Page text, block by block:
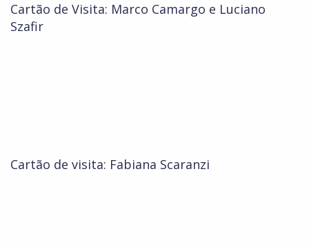
Cartão de Visita: Marco Camargo e Luciano
Szafir
Cartão de visita: Fabiana Scaranzi